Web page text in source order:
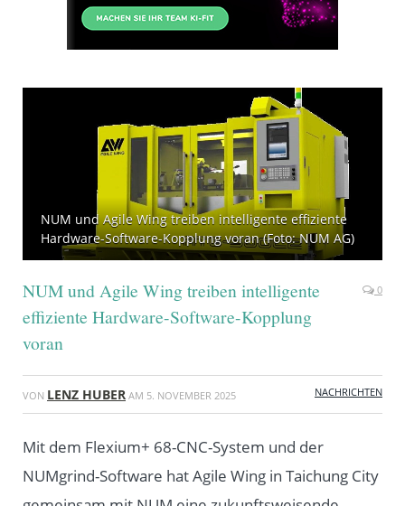
NUM und Agile Wing treiben intelligente effiziente
Hardware-Software-Kopplung voran (Foto: NUM AG)
NUM und Agile Wing treiben intelligente
effiziente Hardware-Software-Kopplung
voran
0
VON LENZ HUBER AM 5. NOVEMBER 2025 NACHRICHTEN
Mit dem Flexium+ 68-CNC-System und der
NUMgrind-Software hat Agile Wing in Taichung City